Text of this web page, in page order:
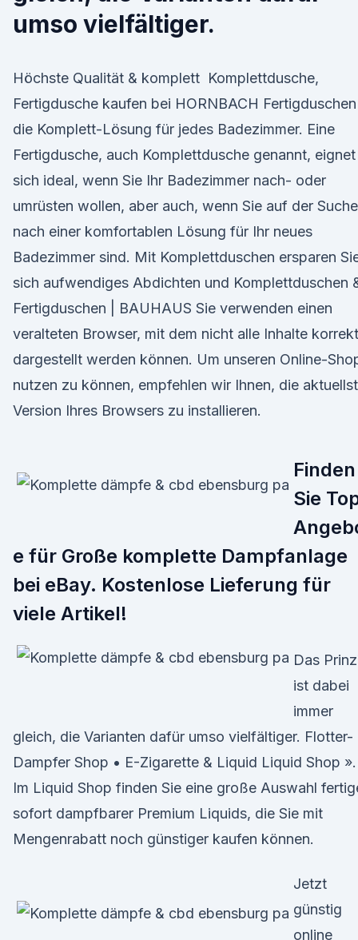
umso vielfältiger.
Höchste Qualität & komplett Komplettdusche,
Fertigdusche kaufen bei HORNBACH
die Komplett-Lösung für jedes Badezimmer. Eine
Fertigdusche, auch Komplettdusche genannt, eignet
sich ideal, wenn Sie Ihr Badezimmer nach- oder
umrüsten wollen, aber auch, wenn Sie auf der Suche
nach einer komfortablen Lösung für Ihr neues
Badezimmer sind. Mit Komplettduschen ersparen
sich aufwendiges Abdichten und Komplettduschen
Fertigduschen | BAUHAUS Sie verwenden einen
veralteten Browser, mit dem nicht alle Inhalte korrekt
dargestellt werden können. Um unseren Online-
nutzen zu können, empfehlen wir Ihnen, die
Version Ihres Browsers zu installieren.
Finden
Sie
e für Große komplette Dampfanlage
bei eBay. Kostenlose Lieferung für
viele Artikel!
Das
ist dabei
immer
gleich, die Varianten dafür umso vielfältiger. Flotter-
Dampfer Shop • E-Zigarette & Liquid Liquid Shop ».
Im Liquid Shop finden Sie eine große Auswahl
sofort dampfbarer Premium Liquids, die Sie mit
Mengenrabatt noch günstiger kaufen können.
Jetzt
günstig
online